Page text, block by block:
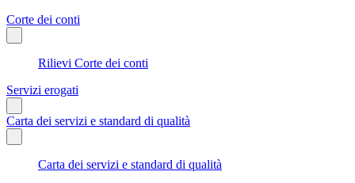
Corte dei conti
Rilievi Corte dei conti
Servizi erogati
Carta dei servizi e standard di qualità
Carta dei servizi e standard di qualità